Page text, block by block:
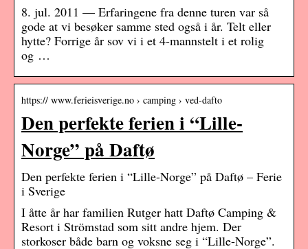
8. jul. 2011 — Erfaringene fra denne turen var så
gode at vi besøker samme sted også i år. Telt eller
hytte? Forrige år sov vi i et 4-mannstelt i et rolig
og …
https:// www.ferieisverige.no › camping › ved-dafto
Den perfekte ferien i “Lille-
Norge” på Daftø
Den perfekte ferien i “Lille-Norge” på Daftø – Ferie
i Sverige
I åtte år har familien Rutger hatt Daftø Camping &
Resort i Strömstad som sitt andre hjem. Der
storkoser både barn og voksne seg i “Lille-Norge”.